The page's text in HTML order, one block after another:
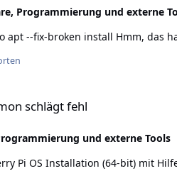
Programmierung und externe
Ok. Problem wurde behoben
schlägt fehl
und externe Tools